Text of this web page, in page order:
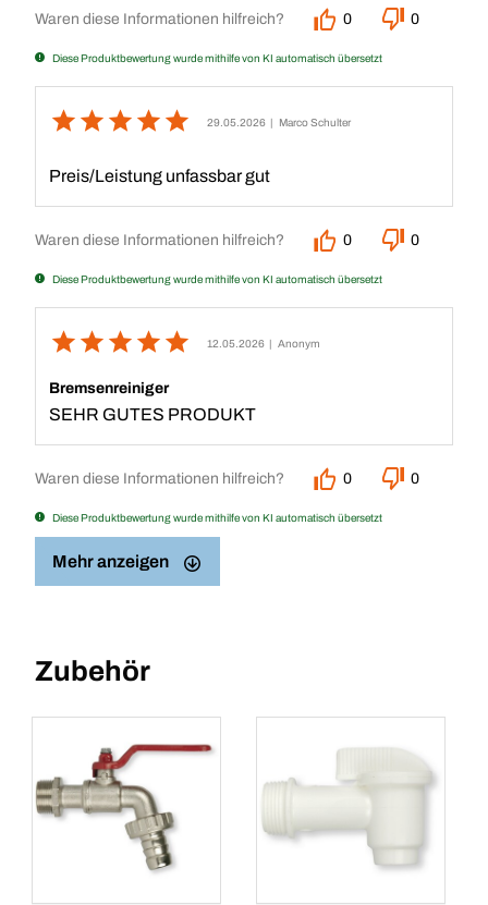
Waren diese Informationen hilfreich? 0 0
Diese Produktbewertung wurde mithilfe von KI automatisch übersetzt
29.05.2026 | Marco Schulter
Preis/Leistung unfassbar gut
Waren diese Informationen hilfreich? 0 0
Diese Produktbewertung wurde mithilfe von KI automatisch übersetzt
12.05.2026 | Anonym
Bremsenreiniger
SEHR GUTES PRODUKT
Waren diese Informationen hilfreich? 0 0
Diese Produktbewertung wurde mithilfe von KI automatisch übersetzt
Mehr anzeigen
Zubehör